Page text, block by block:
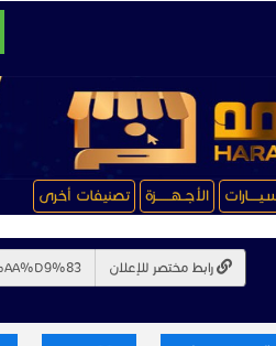
الأجــهـــــــزة تصنيفات أخرى
رابط مختصر للإعلان